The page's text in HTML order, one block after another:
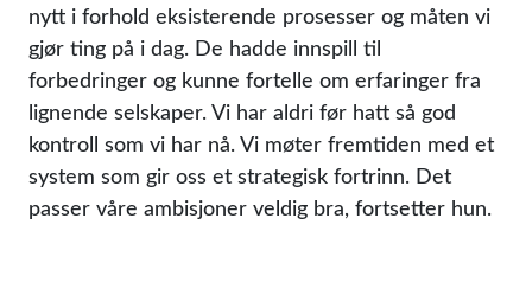
nytt i forhold eksisterende prosesser og måten vi
gjør ting på i dag. De hadde innspill til
forbedringer og kunne fortelle om erfaringer fra
lignende selskaper. Vi har aldri før hatt så god
kontroll som vi har nå. Vi møter fremtiden med et
system som gir oss et strategisk fortrinn. Det
passer våre ambisjoner veldig bra, fortsetter hun.